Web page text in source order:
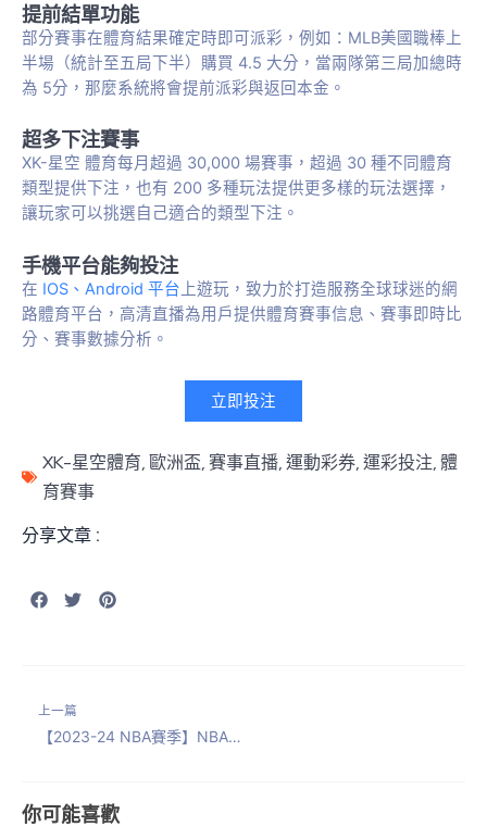
提前結單功能
部分賽事在體育結果確定時即可派彩，例如：MLB美國職棒上
半場（統計至五局下半）購買 4.5 大分，當兩隊第三局加總時
為 5分，那麼系統將會提前派彩與返回本金。
超多下注賽事
XK-星空 體育每月超過 30,000 場賽事，超過 30 種不同體育
類型提供下注，也有 200 多種玩法提供更多樣的玩法選擇，
讓玩家可以挑選自己適合的類型下注。
手機平台能夠投注
在 IOS、Android 平台 上遊玩，致力於打造服務全球球迷的網
路體育平台，高清直播為用戶提供體育賽事信息、賽事即時比
分、賽事數據分析。
立即投注
XK-星空體育,歐洲盃,賽事直播,運動彩券,運彩投注,體
育賽事
分享文章 :
上一篇
【2023-24 NBA賽季】NBA例行賽/附加賽/季後賽最新賽程動態！
你可能喜歡